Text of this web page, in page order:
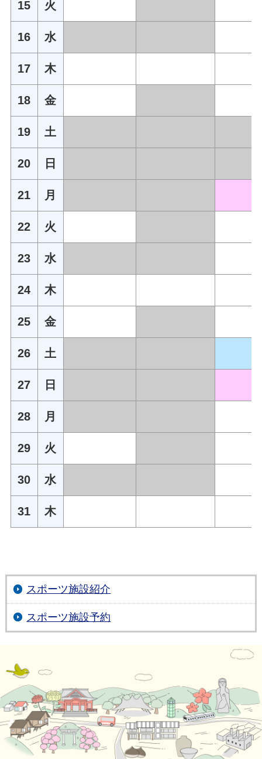
15 火
16 水
17 木
18 金
19 土
20 日
21 月
22 火
23 水
24 木
25 金
26 土
27 日
28 月
29 火
30 水
31 木
スポーツ施設紹介
スポーツ施設予約